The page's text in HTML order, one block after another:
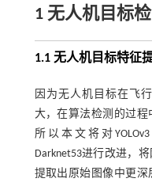
1 无人机目标
1.1 无人机目标特征
因为无人机目标在飞
大，在算法检测的过程
所以本文将对YOLOv3
Darknet53进行改进，
提取出原始图像中更